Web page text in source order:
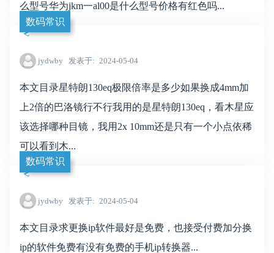
么型号华为jkm一al00是什么型号价格有红色吗...
数码常识
jydwby 发表于 2024-05-04
本文目录星特朗130eq极限倍率是多少如果换成4mm加
上2倍的巴洛镜行不行我用的是星特朗130eq，看木星应
该选择哪种目镜，我用2x 10mm还是只有一个小点依稀
可以看到木...
数码常识
jydwby 发表于 2024-05-04
本文目录求更换ip软件最好是免费，也接受付费加分换
ip的软件免费有没有免费的手机ip转换器...